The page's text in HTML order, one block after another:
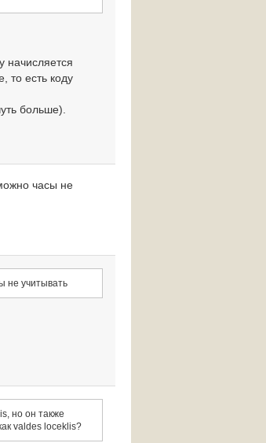
начисляется
то есть коду
больше).
часы не
не учитывать
но он также
valdes loceklis?